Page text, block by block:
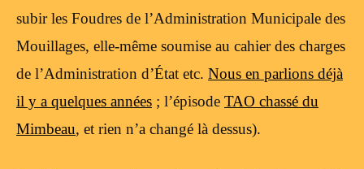
subir les Foudres de l’Administration Municipale des
Mouillages, elle-même soumise au cahier des charges
de l’Administration d’État etc. Nous en parlions déjà
il y a quelques années ; l’épisode TAO chassé du
Mimbeau, et rien n’a changé là dessus).